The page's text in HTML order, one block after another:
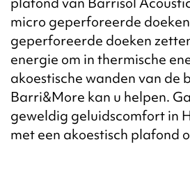
micro geperforeerde
geperforeerde doeken
energie om in thermische
akoestische wanden van de
Barri&More kan u helpen.
geweldig geluidscomfort in
met een akoestisch plafond